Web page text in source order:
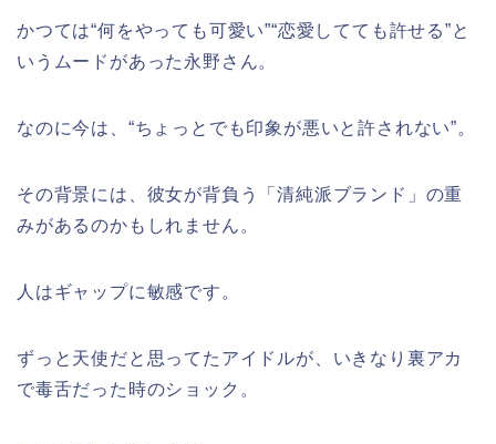
かつては“何をやっても可愛い”“恋愛してても許せる”と
いうムードがあった永野さん。
なのに今は、“ちょっとでも印象が悪いと許されない”。
その背景には、彼女が背負う「清純派ブランド」の重
みがあるのかもしれません。
人はギャップに敏感です。
ずっと天使だと思ってたアイドルが、いきなり裏アカ
で毒舌だった時のショック。